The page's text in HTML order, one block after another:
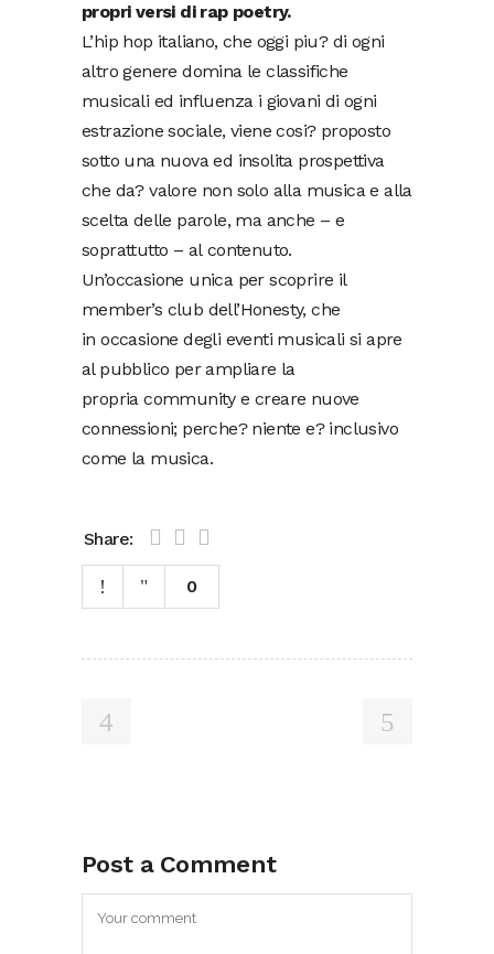
propri versi di rap poetry.
L’hip hop italiano, che oggi piu? di ogni
altro genere domina le classifiche
musicali ed influenza i giovani di ogni
estrazione sociale, viene cosi? proposto
sotto una nuova ed insolita prospettiva
che da? valore non solo alla musica e alla
scelta delle parole, ma anche – e
soprattutto – al contenuto.
Un’occasione unica per scoprire il
member’s club dell’Honesty, che
in occasione degli eventi musicali si apre
al pubblico per ampliare la
propria community e creare nuove
connessioni; perche? niente e? inclusivo
come la musica.
Share:
0
Post a Comment